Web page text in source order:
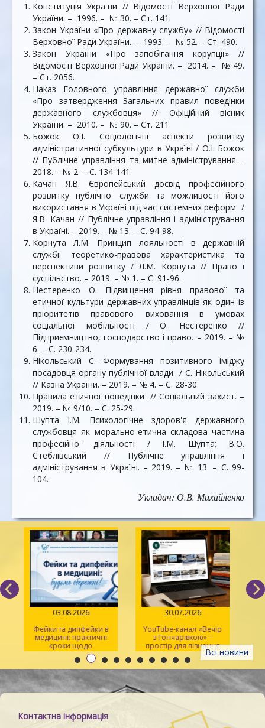
Конституція України // Відомості Верховної Ради
України. – 1996. – № 30. – Ст. 141.
Закон України «Про державну службу» // Відомості
Верховної Ради України. – 1993. – № 52. – Ст. 490.
Закон України «Про запобігання корупції» //
Відомості Верховної Ради України. – 2014. – № 49.
– Ст. 2056.
Наказ Головного управління державної служби
«Про затвердження Загальних правил поведінки
державного службовця» // Офіційний вісник
України. – 2010. – № 90. – Ст. 211.
Божок О.І. Соціологічні аспекти розвитку
адміністративної субкультури в Україні / О.І. Божок
// Публічне управління та митне адміністрування. -
2018. – № 2. – С. 134-141.
Качан Я.В. Європейський досвід професійного
розвитку публічної служби та можливості його
використання в Україні під час системних реформ /
Я.В. Качан // Публічне управління і адміністрування
в Україні. – 2019. – № 13. – С. 94-98.
Корнута Л.М. Принцип лояльності в державній
службі: теоретико-правова характеристика та
перспективи розвитку / Л.М. Корнута // Право і
суспільство. – 2019. – № 1. – С. 91-96.
Нестеренко О. Підвищення рівня правової та
етичної культури державних управлінців як один із
пріоритетів правового виховання в умовах
соціальної мобільності / О. Нестеренко //
Підприємництво, господарство і право. – 2019. – №
6. – С. 230-234.
Нікольський С. Формування позитивного іміджу
посадовця органу публічної влади / С. Нікольський
// Казна України. – 2019. – № 4. – С. 28-30.
Правила етичної поведінки // Соціальний захист. –
2019. – № 9/10. – С. 25-29.
Шупта І.М. Психологічне здоров'я державного
службовця як морально-етична складова частина
професійної діяльності / І.М. Шупта; В.О.
Стеблівський // Публічне управління і
адміністрування в Україні. – 2019. – № 13. – С. 99-
104.
Укладач: О.В. Михайленко
Всі новини
03.08.2026
Фейки та дипфейки в
медицині: практичні
кроки щодо
розпізнавання
30.07.2026
YouTube-канал «Вечір
з Гончарівкою» –
простір для пізнання
та натхнення
Контактна інформація